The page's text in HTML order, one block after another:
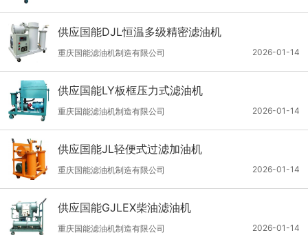
供应国能DJL恒温多级精密滤油机
2026-01-14
重庆国能滤油机制造有限公司
供应国能LY板框压力式滤油机
2026-01-14
重庆国能滤油机制造有限公司
供应国能JL轻便式过滤加油机
2026-01-14
重庆国能滤油机制造有限公司
供应国能GJLEX柴油滤油机
2026-01-14
重庆国能滤油机制造有限公司